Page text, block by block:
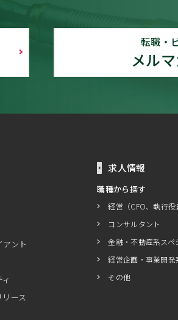
転職・
メル
ント
ース
求人情報
職種から探す
経営（CFO、執行役
コンサルタント
金融・不動産系スペ
経営企画・事業開発
その他